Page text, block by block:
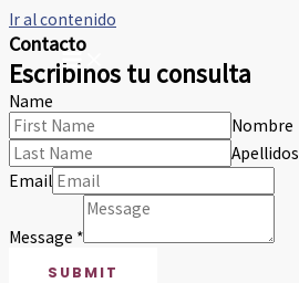
Ir al contenido
Contacto
Escribinos tu consulta
Name
Nombre
Apellidos
Email
Message *
SUBMIT